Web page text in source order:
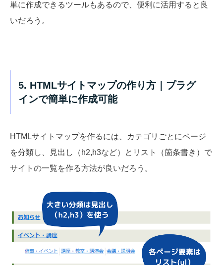
単に作成できるツールもあるので、便利に活用すると良
いだろう。
5. HTMLサイトマップの作り方｜プラグ
インで簡単に作成可能
HTMLサイトマップを作るには、カテゴリごとにページ
を分類し、見出し（h2,h3など）とリスト（箇条書き）で
サイトの一覧を作る方法が良いだろう。